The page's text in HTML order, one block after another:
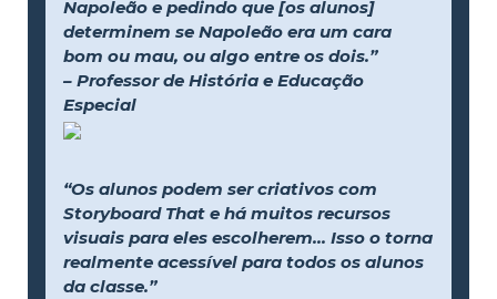
Napoleão e pedindo que [os alunos]
determinem se Napoleão era um cara
bom ou mau, ou algo entre os dois.”
– Professor de História e Educação
Especial
“Os alunos podem ser criativos com
Storyboard That e há muitos recursos
visuais para eles escolherem... Isso o torna
realmente acessível para todos os alunos
da classe.”